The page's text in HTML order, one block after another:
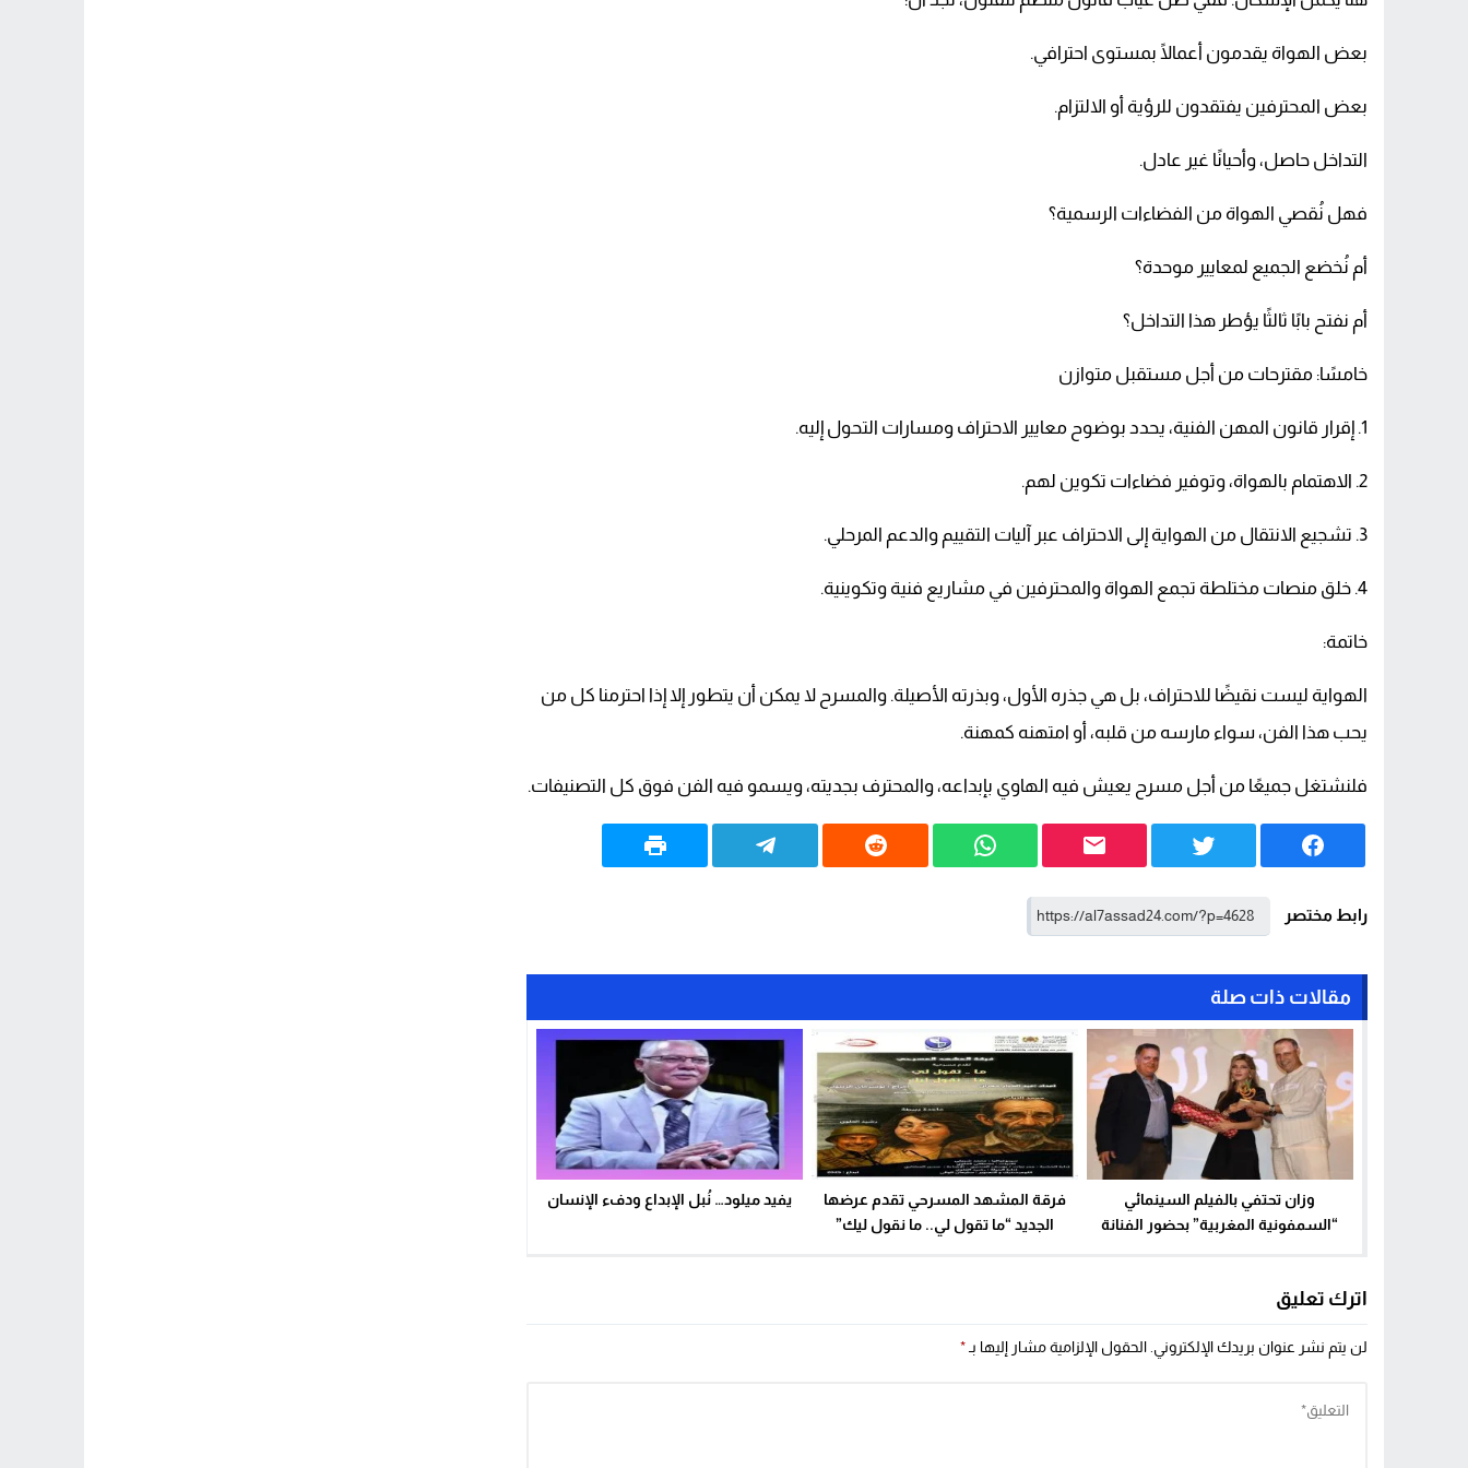
بعض الهواة يقدمون أعمالًا بمستوى احترافي.
بعض المحترفين يفتقدون للرؤية أو الالتزام.
التداخل حاصل، وأحيانًا غير عادل.
فهل نُقصي الهواة من الفضاءات الرسمية؟
أم نُخضع الجميع لمعايير موحدة؟
أم نفتح بابًا ثالثًا يؤطر هذا التداخل؟
خامسًا: مقترحات من أجل مستقبل متوازن
1. إقرار قانون المهن الفنية، يحدد بوضوح معايير الاحتراف ومسارات التحول إليه.
2. الاهتمام بالهواة، وتوفير فضاءات تكوين لهم.
3. تشجيع الانتقال من الهواية إلى الاحتراف عبر آليات التقييم والدعم المرحلي.
4. خلق منصات مختلطة تجمع الهواة والمحترفين في مشاريع فنية وتكوينية.
خاتمة:
الهواية ليست نقيضًا للاحتراف، بل هي جذره الأول، وبذرته الأصيلة. والمسرح لا يمكن أن يتطور إلا إذا احترمنا كل من
يحب هذا الفن، سواء مارسه من قلبه، أو امتهنه كمهنة.
فلنشتغل جميعًا من أجل مسرح يعيش فيه الهاوي بإبداعه، والمحترف بجديته، ويسمو فيه الفن فوق كل التصنيفات.
رابط مختصر
مقالات ذات صلة
وزان تحتفي بالفيلم السينمائي
“السمفونية المغربية” بحضور الفنانة
فرقة المشهد المسرحي تقدم عرضها
الجديد “ما تقول لي.. ما نقول ليك”
يفيد ميلود… نُبل الإبداع ودفء الإنسان
اترك تعليق
لن يتم نشر عنوان بريدك الإلكتروني. الحقول الإلزامية مشار إليها بـ *